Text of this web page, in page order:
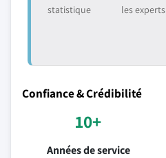
statistique
les experts
Confiance & Crédibilité
10+
Années de service